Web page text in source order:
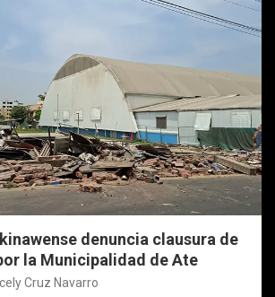
denuncia clausura de
la Municipalidad de Ate
Cruz Navarro